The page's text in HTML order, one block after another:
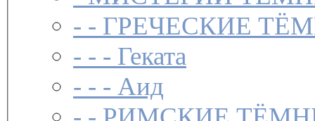
- - ГРЕЧЕСКИЕ
- - - Геката
- - - Аид